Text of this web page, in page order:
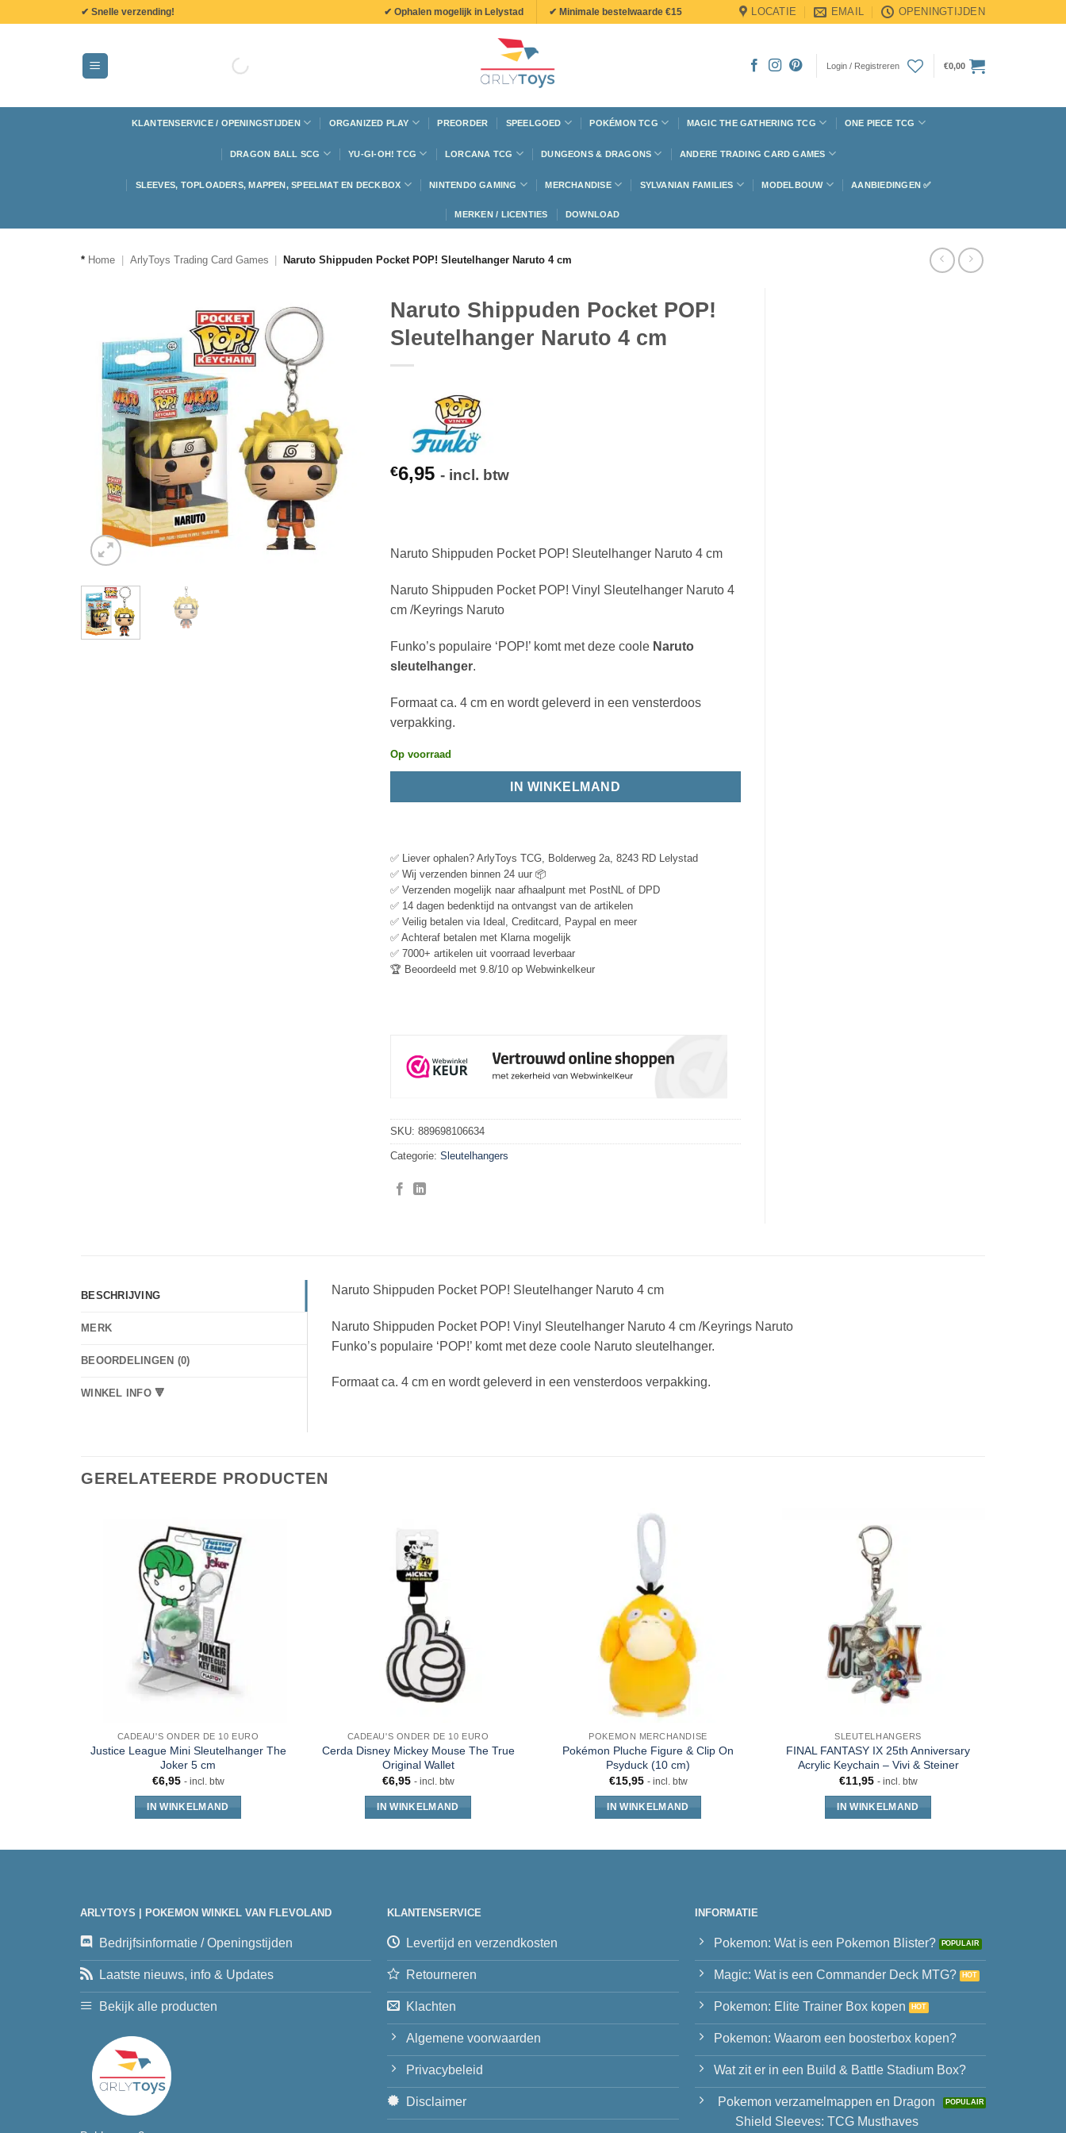
✔ Snelle verzending! ✔ Ophalen mogelijk in Lelystad ✔ Minimale bestelwaarde €15 LOCATIE EMAIL OPENINGTIJDEN
Login / Registreren €0,00
KLANTENSERVICE / OPENINGSTIJDEN ORGANIZED PLAY PREORDER SPEELGOED POKÉMON TCG MAGIC THE GATHERING TCG ONE PIECE TCG
DRAGON BALL SCG YU-GI-OH! TCG LORCANA TCG DUNGEONS & DRAGONS ANDERE TRADING CARD GAMES
SLEEVES, TOPLOADERS, MAPPEN, SPEELMAT EN DECKBOX NINTENDO GAMING MERCHANDISE SYLVANIAN FAMILIES MODELBOUW AANBIEDINGEN ✅
MERKEN / LICENTIES DOWNLOAD
* Home ArlyToys Trading Card Games Naruto Shippuden Pocket POP! Sleutelhanger Naruto 4 cm
Naruto Shippuden Pocket POP!
Sleutelhanger Naruto 4 cm
€6,95 - incl. btw
Naruto Shippuden Pocket POP! Sleutelhanger Naruto 4 cm
Naruto Shippuden Pocket POP! Vinyl Sleutelhanger Naruto 4
cm /Keyrings Naruto
Funko’s populaire ‘POP!’ komt met deze coole Naruto
sleutelhanger.
Formaat ca. 4 cm en wordt geleverd in een vensterdoos
verpakking.
Op voorraad
IN WINKELMAND
✅ Liever ophalen? ArlyToys TCG, Bolderweg 2a, 8243 RD Lelystad
✅ Wij verzenden binnen 24 uur 📦
✅ Verzenden mogelijk naar afhaalpunt met PostNL of DPD
✅ 14 dagen bedenktijd na ontvangst van de artikelen
✅ Veilig betalen via Ideal, Creditcard, Paypal en meer
✅ Achteraf betalen met Klarna mogelijk
✅ 7000+ artikelen uit voorraad leverbaar
🏆 Beoordeeld met 9.8/10 op Webwinkelkeur
SKU: 889698106634
Categorie: Sleutelhangers
BESCHRIJVING
MERK
BEOORDELINGEN (0)
WINKEL INFO 🔻
Naruto Shippuden Pocket POP! Sleutelhanger Naruto 4 cm
Naruto Shippuden Pocket POP! Vinyl Sleutelhanger Naruto 4 cm /Keyrings Naruto
Funko’s populaire ‘POP!’ komt met deze coole Naruto sleutelhanger.
Formaat ca. 4 cm en wordt geleverd in een vensterdoos verpakking.
GERELATEERDE PRODUCTEN
CADEAU'S ONDER DE 10 EURO
Justice League Mini Sleutelhanger The
Joker 5 cm
€6,95 - incl. btw
IN WINKELMAND
CADEAU'S ONDER DE 10 EURO
Cerda Disney Mickey Mouse The True
Original Wallet
€6,95 - incl. btw
IN WINKELMAND
POKEMON MERCHANDISE
Pokémon Pluche Figure & Clip On
Psyduck (10 cm)
€15,95 - incl. btw
IN WINKELMAND
SLEUTELHANGERS
FINAL FANTASY IX 25th Anniversary
Acrylic Keychain – Vivi & Steiner
€11,95 - incl. btw
IN WINKELMAND
ARLYTOYS | POKEMON WINKEL VAN FLEVOLAND
Bedrijfsinformatie / Openingstijden
Laatste nieuws, info & Updates
Bekijk alle producten
KLANTENSERVICE
Levertijd en verzendkosten
Retourneren
Klachten
Algemene voorwaarden
Privacybeleid
Disclaimer
INFORMATIE
Pokemon: Wat is een Pokemon Blister?
Magic: Wat is een Commander Deck MTG?
Pokemon: Elite Trainer Box kopen
Pokemon: Waarom een boosterbox kopen?
Wat zit er in een Build & Battle Stadium Box?
Pokemon verzamelmappen en Dragon
Shield Sleeves: TCG Musthaves